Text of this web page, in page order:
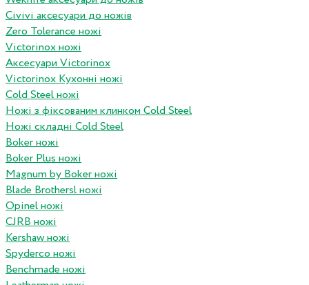
Civivi аксесуари до ножів
Zero Tolerance ножі
Victorinox ножі
Аксесуари Victorinox
Victorinox Кухонні ножі
Cold Steel ножі
Ножі з фіксованим клинком Cold Steel
Ножі складні Cold Steel
Boker ножі
Boker Plus ножі
Magnum by Boker ножі
Blade Brothersl ножі
Opinel ножі
CJRB ножі
Kershaw ножі
Spyderco ножі
Benchmade ножі